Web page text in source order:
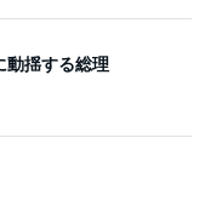
動揺する総理